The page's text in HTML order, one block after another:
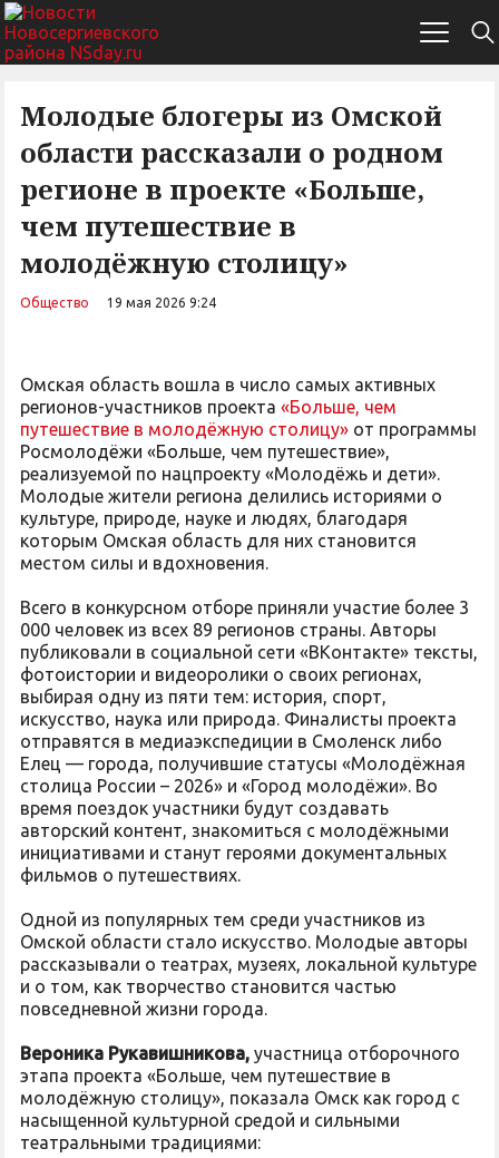
Молодые блогеры из Омской
области рассказали о родном
регионе в проекте «Больше,
чем путешествие в
молодёжную столицу»
Общество 19 мая 2026 9:24
Омская область вошла в число самых активных
регионов-участников проекта «Больше, чем
путешествие в молодёжную столицу» от программы
Росмолодёжи «Больше, чем путешествие»,
реализуемой по нацпроекту «Молодёжь и дети».
Молодые жители региона делились историями о
культуре, природе, науке и людях, благодаря
которым Омская область для них становится
местом силы и вдохновения.
Всего в конкурсном отборе приняли участие более 3
000 человек из всех 89 регионов страны. Авторы
публиковали в социальной сети «ВКонтакте» тексты,
фотоистории и видеоролики о своих регионах,
выбирая одну из пяти тем: история, спорт,
искусство, наука или природа. Финалисты проекта
отправятся в медиаэкспедиции в Смоленск либо
Елец — города, получившие статусы «Молодёжная
столица России – 2026» и «Город молодёжи». Во
время поездок участники будут создавать
авторский контент, знакомиться с молодёжными
инициативами и станут героями документальных
фильмов о путешествиях.
Одной из популярных тем среди участников из
Омской области стало искусство. Молодые авторы
рассказывали о театрах, музеях, локальной культуре
и о том, как творчество становится частью
повседневной жизни города.
Вероника Рукавишникова, участница отборочного
этапа проекта «Больше, чем путешествие в
молодёжную столицу», показала Омск как город с
насыщенной культурной средой и сильными
театральными традициями: